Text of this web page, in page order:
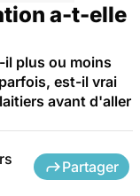
a-t-elle
il plus ou moins
est-il vrai
avant d'aller
Partager